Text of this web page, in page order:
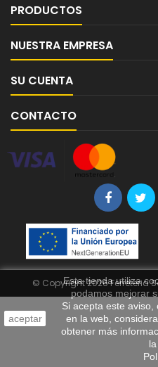
PRODUCTOS
NUESTRA EMPRESA
SU CUENTA
CONTACTO
aceptar
Esta tienda utiliza
podamos mejorar
Si acepta este
en la web,
obtener más
© Copyright 2026 Ferreteria